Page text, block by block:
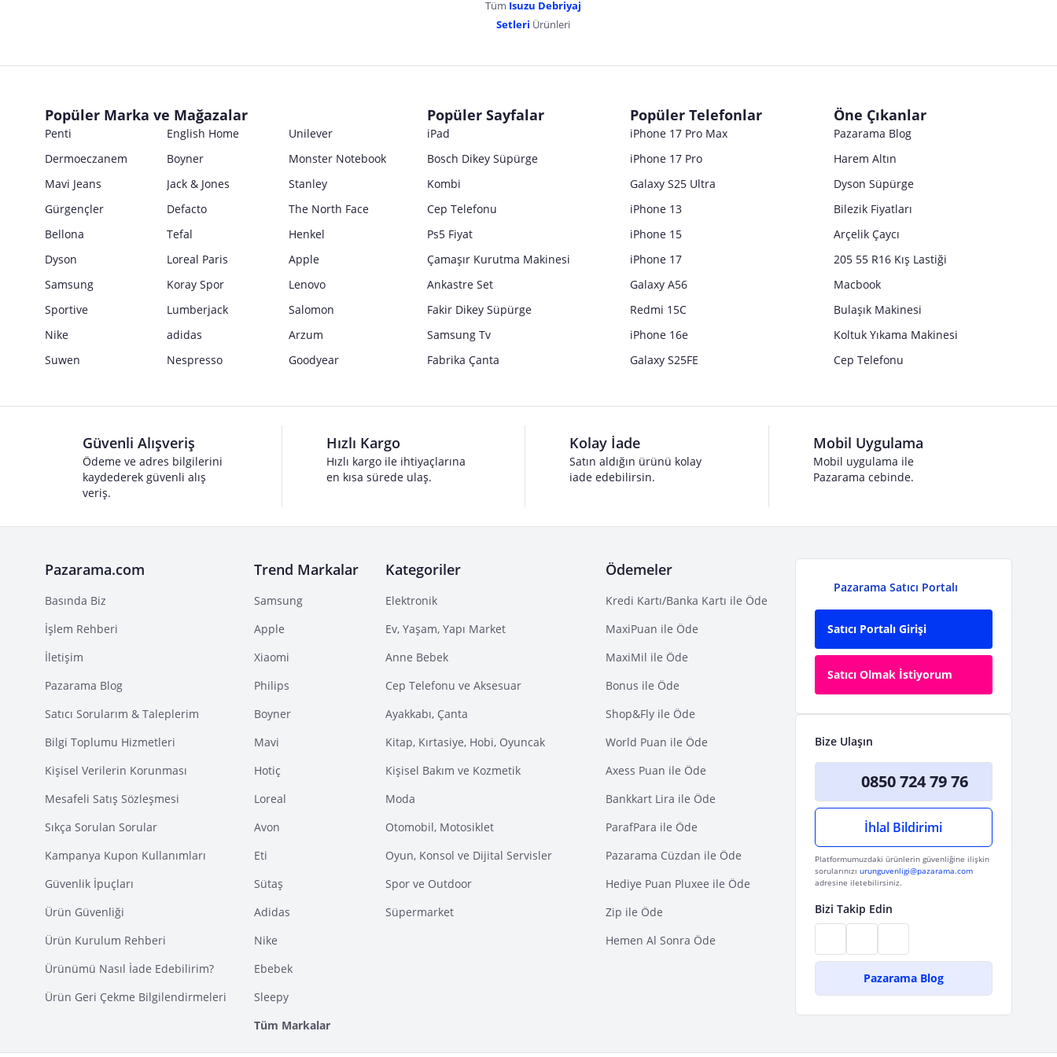
Tüm Isuzu Debriyaj
Setleri Ürünleri
Popüler Marka ve Mağazalar
Penti English Home
Unilever
Dermoeczanem
Boyner
Monster Notebook
Mavi Jeans
Jack & Jones
Stanley
Gürgençler
Defacto
The North Face
Bellona
Tefal
Henkel
Dyson
Loreal Paris
Apple
Samsung
Koray Spor
Lenovo
Sportive
Lumberjack
Salomon
Nike
adidas
Arzum
Suwen
Nespresso Goodyear
Popüler Sayfalar
iPad
Bosch Dikey Süpürge
Kombi
Cep Telefonu
Ps5 Fiyat
Çamaşır Kurutma Makinesi
Ankastre Set
Fakir Dikey Süpürge
Samsung Tv
Fabrika Çanta
Popüler Telefonlar
iPhone 17 Pro Max
iPhone 17 Pro
Galaxy S25 Ultra
iPhone 13
iPhone 15
iPhone 17
Galaxy A56
Redmi 15C
iPhone 16e
Galaxy S25FE
Öne Çıkanlar
Pazarama Blog
Harem Altın
Dyson Süpürge
Bilezik Fiyatları
Arçelik Çaycı
205 55 R16 Kış Lastiği
Macbook
Bulaşık Makinesi
Koltuk Yıkama Makinesi
Cep Telefonu
Güvenli Alışveriş
Ödeme ve adres bilgilerini
kaydederek güvenli alış
veriş.
Hızlı Kargo
Hızlı kargo ile ihtiyaçlarına
en kısa sürede ulaş.
Kolay İade
Satın aldığın ürünü kolay
iade edebilirsin.
Mobil Uygulama
Mobil uygulama ile
Pazarama cebinde.
Pazarama.com
Basında Biz
İşlem Rehberi
İletişim
Pazarama Blog
Satıcı Sorularım & Taleplerim
Bilgi Toplumu Hizmetleri
Kişisel Verilerin Korunması
Mesafeli Satış Sözleşmesi
Sıkça Sorulan Sorular
Kampanya Kupon Kullanımları
Güvenlik İpuçları
Ürün Güvenliği
Ürün Kurulum Rehberi
Ürünümü Nasıl İade Edebilirim?
Ürün Geri Çekme Bilgilendirmeleri
Trend Markalar
Samsung
Apple
Xiaomi
Philips
Boyner
Mavi
Hotiç
Loreal
Avon
Eti
Sütaş
Adidas
Nike
Ebebek
Sleepy
Tüm Markalar
Kategoriler
Elektronik
Ev, Yaşam, Yapı Market
Anne Bebek
Cep Telefonu ve Aksesuar
Ayakkabı, Çanta
Kitap, Kırtasiye, Hobi, Oyuncak
Kişisel Bakım ve Kozmetik
Moda
Otomobil, Motosiklet
Oyun, Konsol ve Dijital Servisler
Spor ve Outdoor
Süpermarket
Ödemeler
Kredi Kartı/Banka Kartı ile Öde
MaxiPuan ile Öde
MaxiMil ile Öde
Bonus ile Öde
Shop&Fly ile Öde
World Puan ile Öde
Axess Puan ile Öde
Bankkart Lira ile Öde
ParafPara ile Öde
Pazarama Cüzdan ile Öde
Hediye Puan Pluxee ile Öde
Zip ile Öde
Hemen Al Sonra Öde
Pazarama Satıcı Portalı
Satıcı Portalı Girişi
Satıcı Olmak İstiyorum
Bize Ulaşın
0850 724 79 76
İhlal Bildirimi
Platformumuzdaki ürünlerin güvenliğine ilişkin
sorularınızı urunguvenligi@pazarama.com
adresine iletebilirsiniz.
Bizi Takip Edin
Pazarama Blog